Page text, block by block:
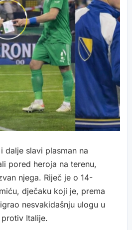
dalje slavi plasman na
pored heroja na terenu,
njega. Riječ je o 14-
dječaku koji je, prema
nesvakidašnju ulogu u
Italije.